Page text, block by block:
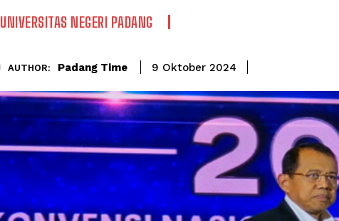
UNIVERSITAS NEGERI PADANG
AUTHOR: Padang Time 9 Oktober 2024